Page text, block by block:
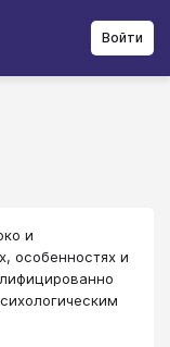
Войти
и
особенностях и